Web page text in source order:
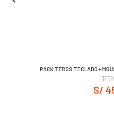
PACK TEROS TECLADO +
S/